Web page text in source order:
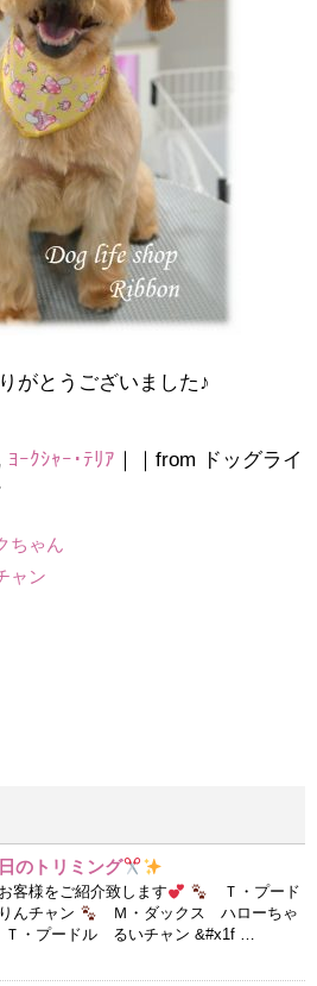
がとうございました♪
ﾖｰｸｼｬｰ･ﾃﾘｱ ｜｜from ドッグライ
ちゃん
ャン
のトリミング
客様をご紹介致します
Ｔ・プード
んチャン
Ｍ・ダックス ハローちゃ
・プードル るいチャン &#x1f …